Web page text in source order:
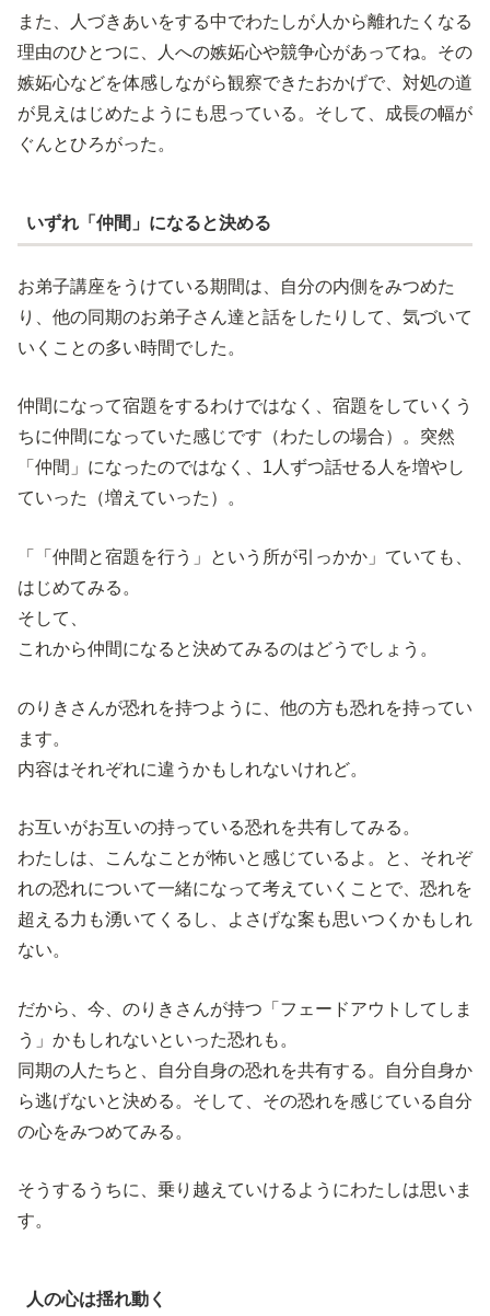
また、人づきあいをする中でわたしが人から離れたくなる
理由のひとつに、人への嫉妬心や競争心があってね。その
嫉妬心などを体感しながら観察できたおかげで、対処の道
が見えはじめたようにも思っている。そして、成長の幅が
ぐんとひろがった。
いずれ「仲間」になると決める
お弟子講座をうけている期間は、自分の内側をみつめた
り、他の同期のお弟子さん達と話をしたりして、気づいて
いくことの多い時間でした。
仲間になって宿題をするわけではなく、宿題をしていくう
ちに仲間になっていた感じです（わたしの場合）。突然
「仲間」になったのではなく、1人ずつ話せる人を増やし
ていった（増えていった）。
「「仲間と宿題を行う」という所が引っかか」ていても、
はじめてみる。
そして、
これから仲間になると決めてみるのはどうでしょう。
のりきさんが恐れを持つように、他の方も恐れを持ってい
ます。
内容はそれぞれに違うかもしれないけれど。
お互いがお互いの持っている恐れを共有してみる。
わたしは、こんなことが怖いと感じているよ。と、それぞ
れの恐れについて一緒になって考えていくことで、恐れを
超える力も湧いてくるし、よさげな案も思いつくかもしれ
ない。
だから、今、のりきさんが持つ「フェードアウトしてしま
う」かもしれないといった恐れも。
同期の人たちと、自分自身の恐れを共有する。自分自身か
ら逃げないと決める。そして、その恐れを感じている自分
の心をみつめてみる。
そうするうちに、乗り越えていけるようにわたしは思いま
す。
人の心は揺れ動く